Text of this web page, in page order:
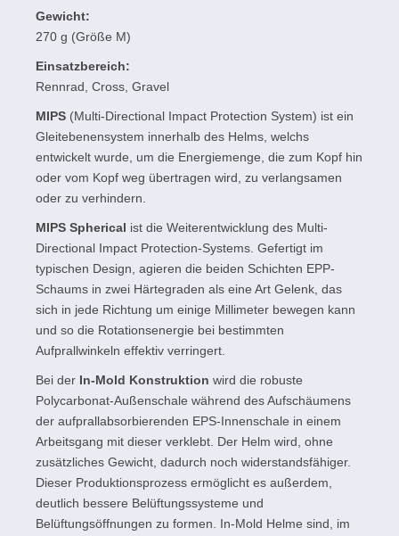
Gewicht:
270 g (Größe M)
Einsatzbereich:
Rennrad, Cross, Gravel
MIPS (Multi-Directional Impact Protection System) ist ein
Gleitebenensystem innerhalb des Helms, welchs
entwickelt wurde, um die Energiemenge, die zum Kopf hin
oder vom Kopf weg übertragen wird, zu verlangsamen
oder zu verhindern.
MIPS Spherical ist die Weiterentwicklung des Multi-
Directional Impact Protection-Systems. Gefertigt im
typischen Design, agieren die beiden Schichten EPP-
Schaums in zwei Härtegraden als eine Art Gelenk, das
sich in jede Richtung um einige Millimeter bewegen kann
und so die Rotationsenergie bei bestimmten
Aufprallwinkeln effektiv verringert.
Bei der In-Mold Konstruktion wird die robuste
Polycarbonat-Außenschale während des Aufschäumens
der aufprallabsorbierenden EPS-Innenschale in einem
Arbeitsgang mit dieser verklebt. Der Helm wird, ohne
zusätzliches Gewicht, dadurch noch widerstandsfähiger.
Dieser Produktionsprozess ermöglicht es außerdem,
deutlich bessere Belüftungssysteme und
Belüftungsöffnungen zu formen. In-Mold Helme sind, im